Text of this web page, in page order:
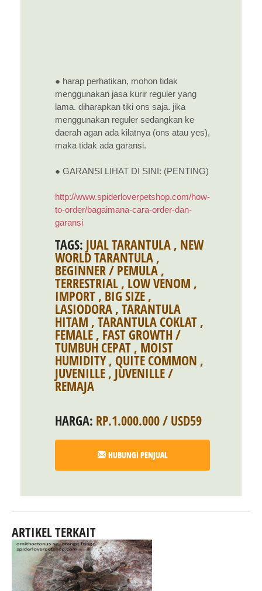
● harap perhatikan, mohon tidak
menggunakan jasa kurir reguler yang
lama. diharapkan tiki ons saja. jika
menggunakan reguler sedangkan ke
daerah agan ada kilatnya (ons atau yes),
maka tidak ada garansi.
● GARANSI LIHAT DI SINI: (PENTING)
http://www.spiderloverpetshop.com/how-
to-order/bagaimana-cara-order-dan-
garansi
TAGS: JUAL TARANTULA , NEW
WORLD TARANTULA ,
BEGINNER / PEMULA ,
TERRESTRIAL , LOW VENOM ,
IMPORT , BIG SIZE ,
LASIODORA , TARANTULA
HITAM , TARANTULA COKLAT ,
FEMALE , FAST GROWTH /
TUMBUH CEPAT , MOIST
HUMIDITY, QUITE COMMON ,
JUVENILLE , JUVENILLE /
REMAJA
HARGA: RP.1.000.000 / USD59
HUBUNGI PENJUAL
ARTIKEL TERKAIT